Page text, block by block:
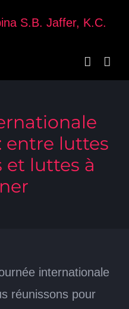
entre luttes
et luttes à
internationale
réunissons pour